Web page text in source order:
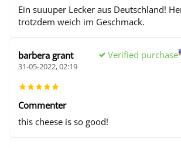
Ein suuuper Lecker aus Deutschland!
trotzdem weich im Geschmack.
barbera grant Verified purchase
31-05-2022, 02:19
Commenter
this cheese is so good!